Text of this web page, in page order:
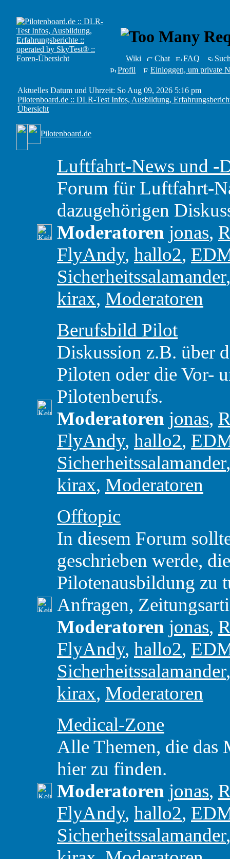
Wiki Chat FAQ
Profil
Einloggen, um private
Aktuelles Datum und Uhrzeit: So Aug 09, 2026 5:16 pm
Pilotenboard.de :: DLR-Test Infos, Ausbildung,
Übersicht
Pilotenboard.de
Luftfahrt-News und -
Forum für Luftfahrt-
dazugehörigen
Moderatoren jonas,
FlyAndy, hallo2,
Sicherheitssalamander
kirax, Moderatoren
Berufsbild Pilot
Diskussion z.B. über
Piloten oder die Vor-
Pilotenberufs.
Moderatoren jonas,
FlyAndy, hallo2,
Sicherheitssalamander
kirax, Moderatoren
Offtopic
In diesem Forum
geschrieben werde,
Pilotenausbildung zu
Anfragen,
Moderatoren jonas,
FlyAndy, hallo2,
Sicherheitssalamander
kirax, Moderatoren
Medical-Zone
Alle Themen, die das
hier zu finden.
Moderatoren jonas,
FlyAndy, hallo2,
Sicherheitssalamander